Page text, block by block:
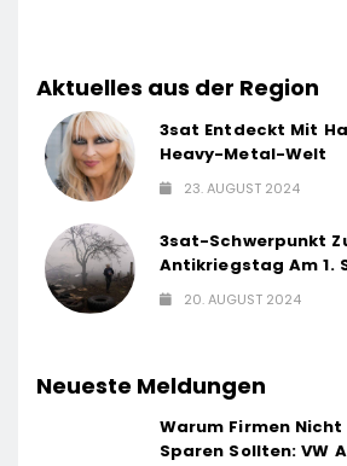
Aktuelles aus der Region
3sat Entdeckt Mit
Heavy-Metal-Welt
23. AUGUST 2024
3sat-Schwerpunkt
Antikriegstag Am 1.
20. AUGUST 2024
Neueste Meldungen
Warum Firmen
Sparen Sollten: VW